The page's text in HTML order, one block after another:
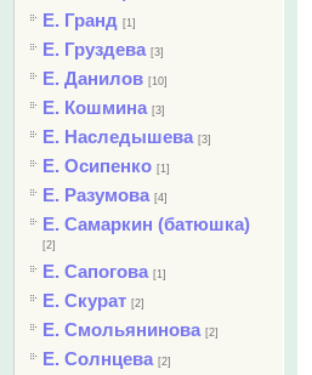
Е. Гранд [1]
Е. Груздева [3]
Е. Данилов [10]
Е. Кошмина [3]
Е. Наследышева [3]
Е. Осипенко [1]
Е. Разумова [4]
Е. Самаркин (батюшка)
[2]
Е. Сапогова [1]
Е. Скурат [2]
Е. Смольянинова [2]
Е. Солнцева [2]